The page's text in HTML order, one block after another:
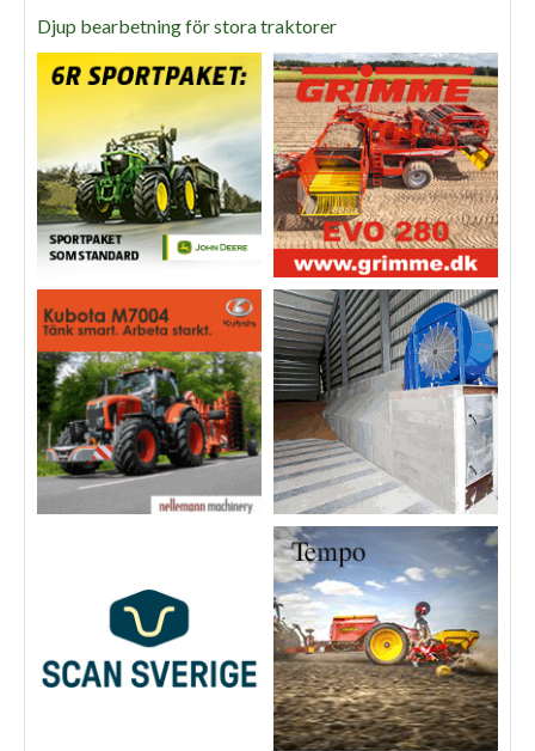
Djup bearbetning för stora traktorer